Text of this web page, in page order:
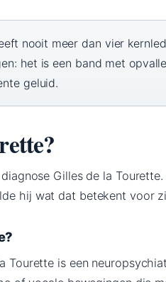
nooit meer dan vier
het is een band met
geluid.
Gilles de la
hij wat dat betekent voor
Tourette is een